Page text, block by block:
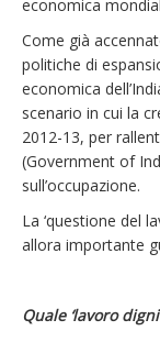
economica
Come già
politiche di
economica
scenario in cui la
2012-13, per
(Government of
sull’occupazione.
La ‘questione del
allora importante
Quale ‘lavoro